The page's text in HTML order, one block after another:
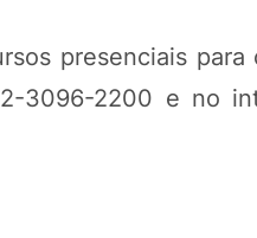
presenciais
3096-2200 e no